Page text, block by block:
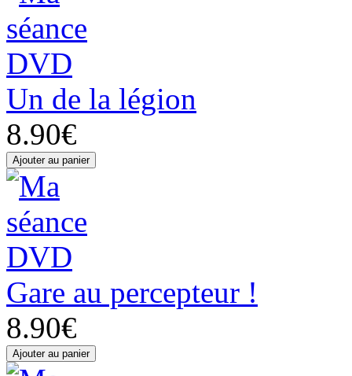
Un de la légion
8.90€
Gare au percepteur !
8.90€